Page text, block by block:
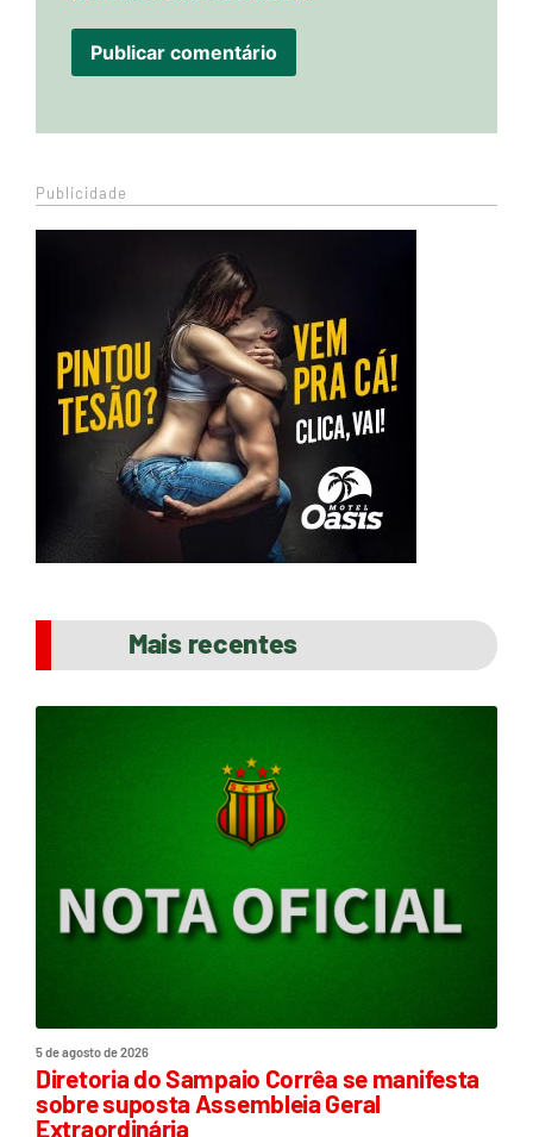
Publicidade
Mais recentes
5 de agosto de 2026
Diretoria do Sampaio Corrêa se manifesta
sobre suposta Assembleia Geral
Extraordinária